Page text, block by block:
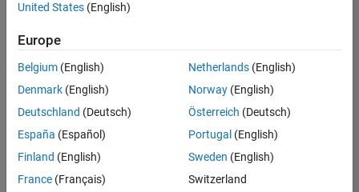
d'emploi
correspondant
à vos
critères
de
recherche.
Vous
pouvez
élargir
votre
United States (English)
Europe
Belgium (English)
Denmark (English)
Deutschland (Deutsch)
España (Español)
Finland (English)
France (Français)
Netherlands(English)
Norway(English)
Österreich (Deutsch)
Portugal (English)
Sweden (English)
Switzerland